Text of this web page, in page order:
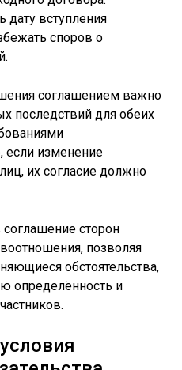
дату вступления
споров о
соглашением важно
последствий для обеих
если изменение
их согласие должно
сторон
позволяя
обстоятельства,
определённость и